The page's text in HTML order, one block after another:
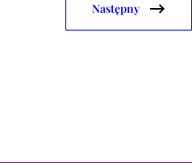
Następny